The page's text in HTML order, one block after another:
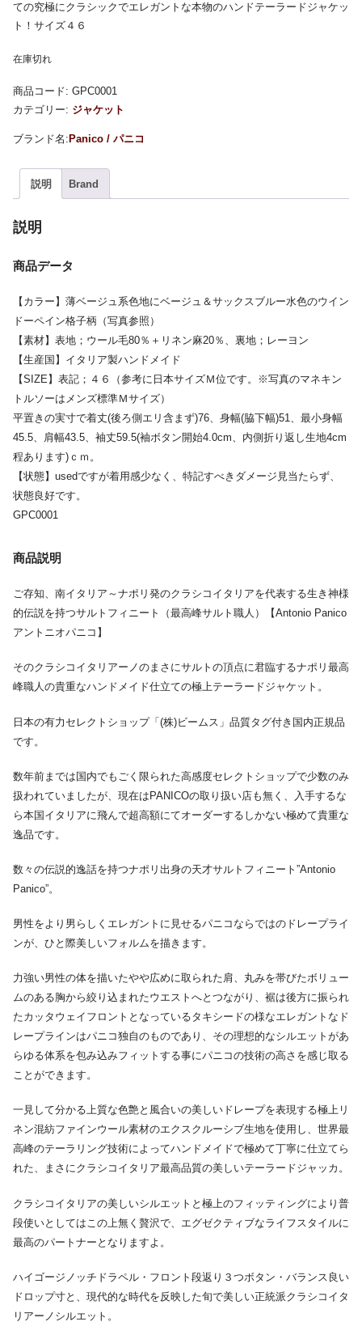
ての究極にクラシックでエレガントな本物のハンドテーラードジャケッ
ト！サイズ４６
在庫切れ
商品コード: GPC0001
カテゴリー: ジャケット
Panico / パニコ
説明 Brand
説明
商品データ
【カラー】薄ベージュ系色地にベージュ＆サックスブルー水色のウイン
ドーペイン格子柄（写真参照）
【素材】表地；ウール毛80％＋リネン麻20％、裏地；レーヨン
【生産国】イタリア製ハンドメイド
【SIZE】表記；４６（参考に日本サイズＭ位です。※写真のマネキン
トルソーはメンズ標準Ｍサイズ）
平置きの実寸で着丈(後ろ側エリ含まず)76、身幅(脇下幅)51、最小身幅
45.5、肩幅43.5、袖丈59.5(袖ボタン開始4.0cm、内側折り返し生地4cm
程あります)ｃｍ。
【状態】usedですが着用感少なく、特記すべきダメージ見当たらず、
状態良好です。
GPC0001
商品説明
ご存知、南イタリア～ナポリ発のクラシコイタリアを代表する生き神様
的伝説を持つサルトフィニート（最高峰サルト職人）【Antonio Panico
アントニオパニコ】
そのクラシコイタリアーノのまさにサルトの頂点に君臨するナポリ最高
峰職人の貴重なハンドメイド仕立ての極上テーラードジャケット。
日本の有力セレクトショップ「(株)ビームス」品質タグ付き国内正規品
です。
数年前までは国内でもごく限られた高感度セレクトショップで少数のみ
扱われていましたが、現在はPANICOの取り扱い店も無く、入手するな
ら本国イタリアに飛んで超高額にてオーダーするしかない極めて貴重な
逸品です。
数々の伝説的逸話を持つナポリ出身の天才サルトフィニート”Antonio
Panico”。
男性をより男らしくエレガントに見せるパニコならではのドレープライ
ンが、ひと際美しいフォルムを描きます。
力強い男性の体を描いたやや広めに取られた肩、丸みを帯びたボリュー
ムのある胸から絞り込まれたウエストへとつながり、裾は後方に振られ
たカッタウェイフロントとなっているタキシードの様なエレガントなド
レープラインはパニコ独自のものであり、その理想的なシルエットがあ
らゆる体系を包み込みフィットする事にパニコの技術の高さを感じ取る
ことができます。
一見して分かる上質な色艶と風合いの美しいドレープを表現する極上リ
ネン混紡ファインウール素材のエクスクルーシブ生地を使用し、世界最
高峰のテーラリング技術によってハンドメイドで極めて丁寧に仕立てら
れた、まさにクラシコイタリア最高品質の美しいテーラードジャッカ。
クラシコイタリアの美しいシルエットと極上のフィッティングにより普
段使いとしてはこの上無く贅沢で、エグゼクティブなライフスタイルに
最高のパートナーとなりますよ。
ハイゴージノッチドラペル・フロント段返り３つボタン・バランス良い
ドロップ寸と、現代的な時代を反映した旬で美しい正統派クラシコイタ
リアーノシルエット。